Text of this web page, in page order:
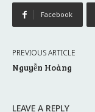
Facebook
PREVIOUS ARTICLE
Nguyễn Hoàng
LEAVE A REPLY